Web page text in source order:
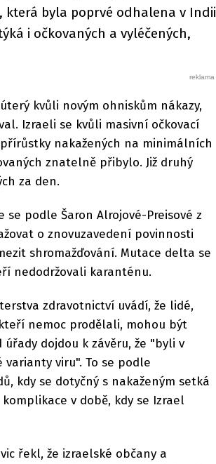
byla poprvé odhalena v Indii
i očkovaných a vyléčených,
kvůli novým ohniskům nákazy,
Izraeli se kvůli masivní očkovací
nakažených na minimálních
znatelně přibylo. Již druhý
za den.
podle Šaron Alrojové-Preisové z
o znovuzavedení povinnosti
shromažďování. Mutace delta se
nedodržovali karanténu.
zdravotnictví uvádí, že lidé,
nemoc prodělali, mohou být
dojdou k závěru, že "byli v
viru". To se podle
kdy se dotyčný s nakaženým setká
v době, kdy se Izrael
řekl, že izraelské občany a